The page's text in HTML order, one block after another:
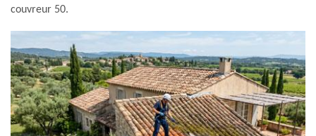
couvreur 50.